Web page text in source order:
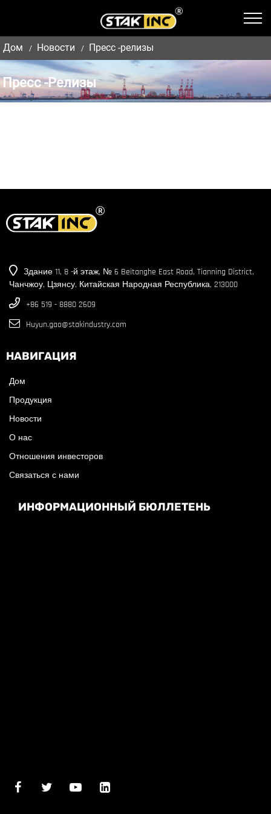
Дом Новости Пресс -релизы
Пресс -релизы
Здание 11, 8 -й этаж, № 6 Beitanghe East Road, Tianning District,
Чанчжоу, Цзянсу, Китайская Народная Республика, 213000
+86 519 - 8880 2609
Huyun.gao@stakindustry.com
НАВИГАЦИЯ
Дом
Продукция
Новости
О нас
Отношения инвесторов
Связаться с нами
ИНФОРМАЦИОННЫЙ БЮЛЛЕТЕНЬ